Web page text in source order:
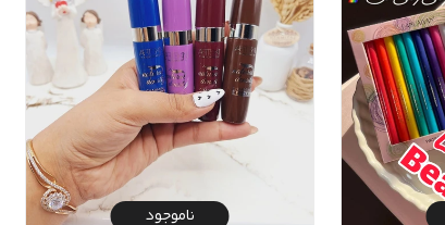
ناموجود